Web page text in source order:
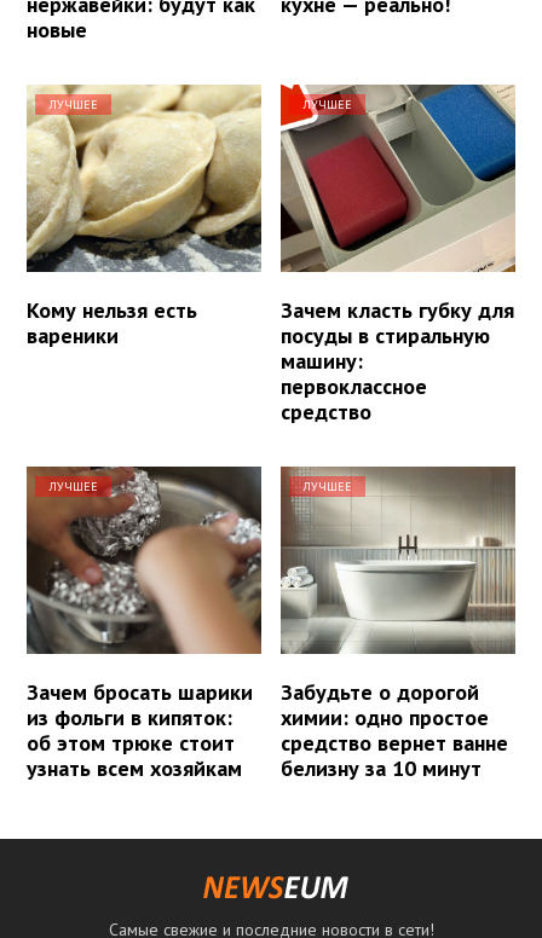
новые
ЛУЧШЕЕ
Кому нельзя есть
вареники
ЛУЧШЕЕ
Зачем класть губку для
посуды в стиральную
машину:
первоклассное
средство
ЛУЧШЕЕ
Зачем бросать шарики
из фольги в кипяток:
об этом трюке стоит
узнать всем хозяйкам
ЛУЧШЕЕ
Забудьте о дорогой
химии: одно простое
средство вернет ванне
белизну за 10 минут
Самые свежие и последние новости в сети!